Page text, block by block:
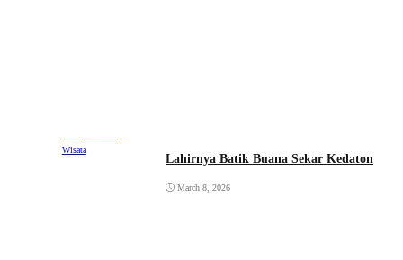
Wisata
Lahirnya Batik Buana Sekar Kedaton
March 8, 2026